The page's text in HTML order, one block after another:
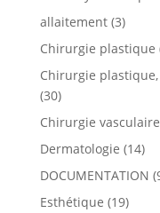
allaitement(3)
Chirurgie plastique
Chirurgie
(30)
Chirurgie vasculaire
Dermatologie (14)
DOCUMENTATION
Esthétique (19)